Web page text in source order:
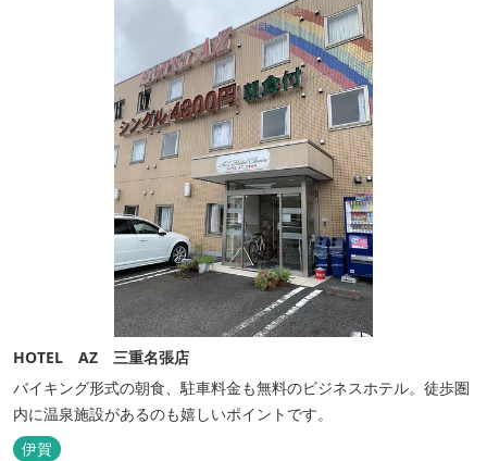
HOTEL AZ 三重名張店
バイキング形式の朝食、駐車料金も無料のビジネスホテル。徒歩圏
内に温泉施設があるのも嬉しいポイントです。
伊賀